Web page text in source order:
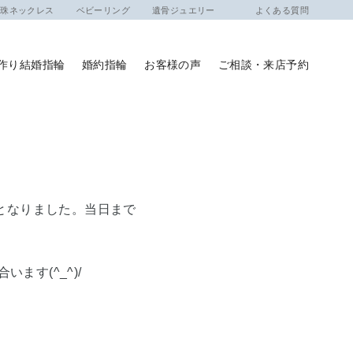
ックレス ベビーリング 遺骨ジュエリー よくある質問
り結婚指輪 婚約指輪 お客様の声 ご相談・来店予約
なりました。当日まで
います(^_^)/